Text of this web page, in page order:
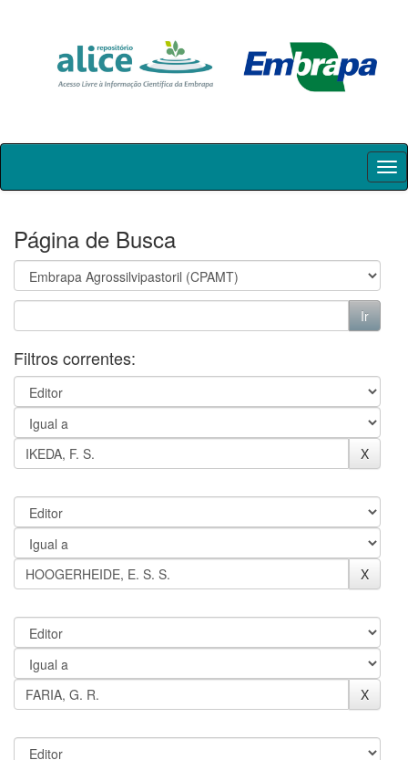
Skip
Página de Busca
Filtros correntes: